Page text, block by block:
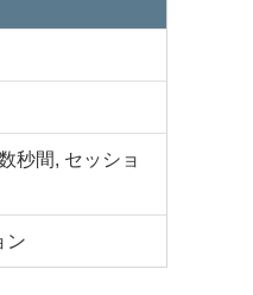
秒間, セッショ
ン